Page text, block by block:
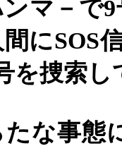
マ－で9
にSOS
を捜索し
な事態